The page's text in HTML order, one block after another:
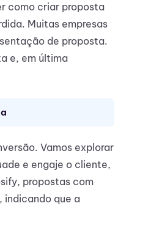
como criar proposta
Muitas empresas
de proposta.
e, em última
Vamos explorar
e engaje o cliente,
propostas com
indicando que a